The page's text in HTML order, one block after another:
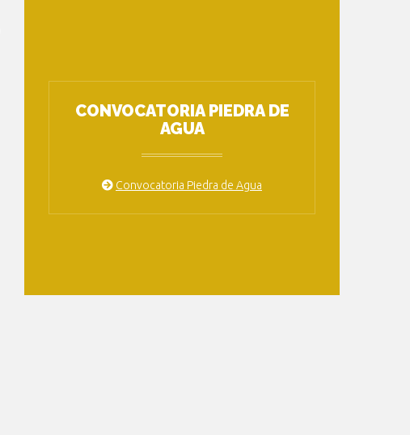
CONVOCATORIA PIEDRA DE
AGUA
Convocatoria Piedra de Agua